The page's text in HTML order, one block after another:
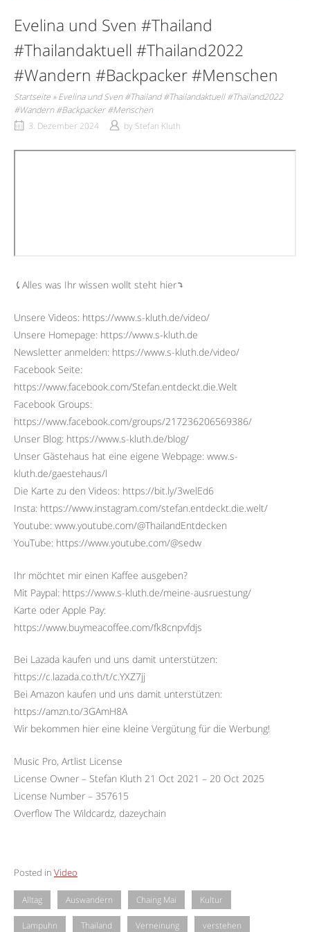
Evelina und Sven #Thailand
#Thailandaktuell #Thailand2022
#Wandern #Backpacker #Menschen
Startseite »Evelina und Sven #Thailand #Thailandaktuell #Thailand2022
#Wandern #Backpacker #Menschen
3. Dezember 2024
by Stefan Kluth
⤹Alles was Ihr wissen wollt steht hier⤵︎
Unsere Videos: https://www.s-kluth.de/video/
Unsere Homepage: https://www.s-kluth.de
Newsletter anmelden: https://www.s-kluth.de/video/
Facebook Seite:
https://www.facebook.com/Stefan.entdeckt.die.Welt
Facebook Groups:
https://www.facebook.com/groups/217236206569386/
Unser Blog: https://www.s-kluth.de/blog/
Unser Gästehaus hat eine eigene Webpage: www.s-
kluth.de/gaestehaus/l
Die Karte zu den Videos: https://bit.ly/3welEd6
Insta: https://www.instagram.com/stefan.entdeckt.die.welt/
Youtube: www.youtube.com/@ThailandEntdecken
YouTube: https://www.youtube.com/@sedw
Ihr möchtet mir einen Kaffee ausgeben?
Mit Paypal: https://www.s-kluth.de/meine-ausruestung/
Karte oder Apple Pay:
https://www.buymeacoffee.com/fk8cnpvfdjs
Bei Lazada kaufen und uns damit unterstützen:
https://c.lazada.co.th/t/c.YXZ7jj
Bei Amazon kaufen und uns damit unterstützen:
https://amzn.to/3GAmH8A
Wir bekommen hier eine kleine Vergütung für die Werbung!
Music Pro, Artlist License
License Owner – Stefan Kluth 21 Oct 2021 – 20 Oct 2025
License Number – 357615
Overflow The Wildcardz, dazeychain
Posted in Video
Alltag Auswandern Chaing Mai Kultur
Lampuhn Thailand Verneinung verstehen